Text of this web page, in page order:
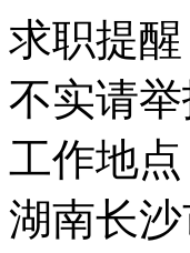
求职提
不实请举
工作地点
湖南长